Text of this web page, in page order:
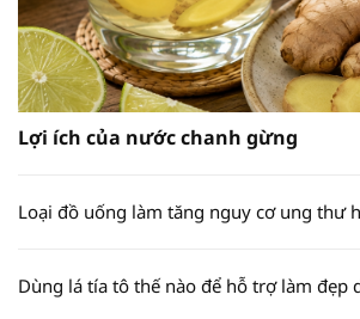
Lợi ích của nước chanh gừng
Loại đồ uống làm tăng nguy cơ ung thư
Dùng lá tía tô thế nào để hỗ trợ làm đẹp